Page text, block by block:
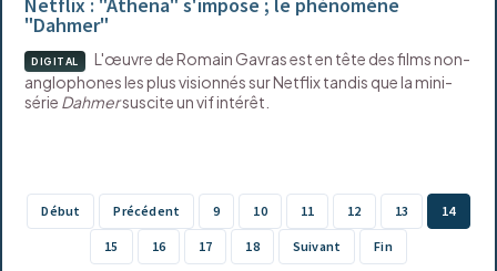
"Dahmer"
DIGITAL
L'œuvre de Romain Gavras est en tête des films non-
anglophones les plus visionnés sur Netflix tandis que la mini-
série Dahmersuscite un vif intérêt.
Début Précédent 9 10 11 12 13 14
15 16 17 18 Suivant Fin